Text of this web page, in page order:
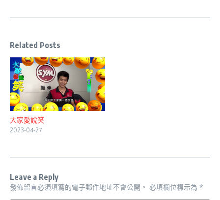
Related Posts
大家愛說笑
2023-04-27
Leave a Reply
發佈留言必須填寫的電子郵件地址不會公開。 必填欄位標示為 *